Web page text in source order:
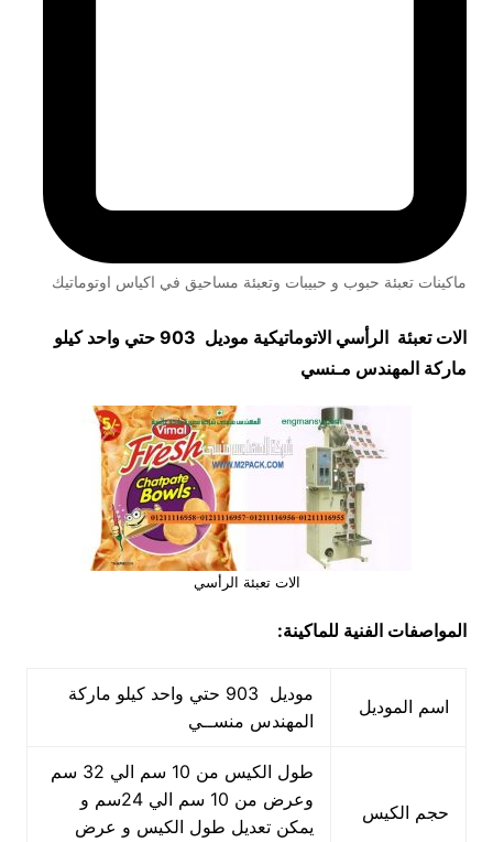
ماكينات تعبئة حبوب و حبيبات وتعبئة مساحيق في اكياس اوتوماتيك
الات تعبئة الرأسي الاتوماتيكية موديل 903 حتي واحد كيلو
ماركة المهندس مـنسي
الات تعبئة الرأسي
المواصفات الفنية للماكينة:
اسم الموديل
موديل 903 حتي واحد كيلو ماركة
المهندس منســي
حجم الكيس
طول الكيس من 10 سم الي 32 سم
وعرض من 10 سم الي 24سم و
يمكن تعديل طول الكيس و عرض